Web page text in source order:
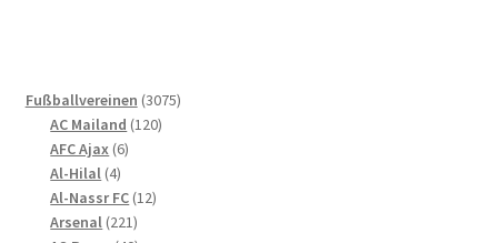
Fußballvereinen 30753075
AC Mailand 120120
AFC Ajax 66
Al-Hilal 44
Produkte
Al-Nassr FC 1212
Arsenal 221221